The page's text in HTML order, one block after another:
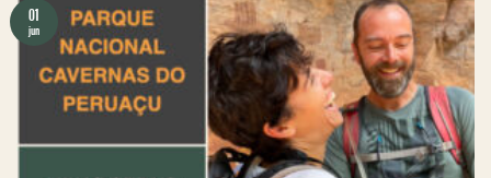
01
jun